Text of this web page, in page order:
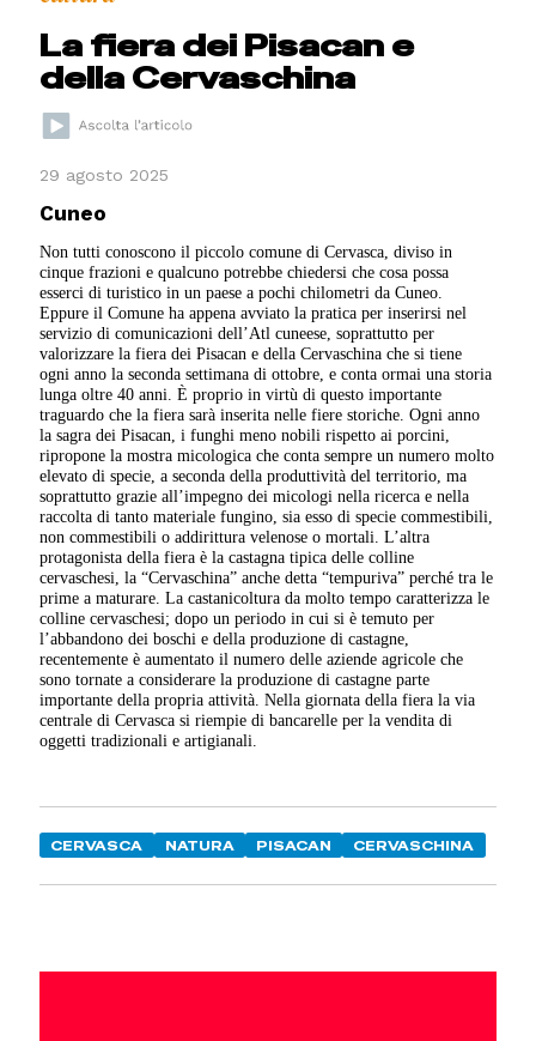
La fiera dei Pisacan e
della Cervaschina
29 agosto 2025
Cuneo
Non tutti conoscono il piccolo comune di Cervasca, diviso in
cinque frazioni e qualcuno potrebbe chiedersi che cosa possa
esserci di turistico in un paese a pochi chilometri da Cuneo.
Eppure il Comune ha appena avviato la pratica per inserirsi nel
servizio di comunicazioni dell’Atl cuneese, soprattutto per
valorizzare la fiera dei Pisacan e della Cervaschina che si tiene
ogni anno la seconda settimana di ottobre, e conta ormai una storia
lunga oltre 40 anni. È proprio in virtù di questo importante
traguardo che la fiera sarà inserita nelle fiere storiche. Ogni anno
la sagra dei Pisacan, i funghi meno nobili rispetto ai porcini,
ripropone la mostra micologica che conta sempre un numero molto
elevato di specie, a seconda della produttività del territorio, ma
soprattutto grazie all’impegno dei micologi nella ricerca e nella
raccolta di tanto materiale fungino, sia esso di specie commestibili,
non commestibili o addirittura velenose o mortali. L’altra
protagonista della fiera è la castagna tipica delle colline
cervaschesi, la “Cervaschina” anche detta “tempuriva” perché tra le
prime a maturare. La castanicoltura da molto tempo caratterizza le
colline cervaschesi; dopo un periodo in cui si è temuto per
l’abbandono dei boschi e della produzione di castagne,
recentemente è aumentato il numero delle aziende agricole che
sono tornate a considerare la produzione di castagne parte
importante della propria attività. Nella giornata della fiera la via
centrale di Cervasca si riempie di bancarelle per la vendita di
oggetti tradizionali e artigianali.
CERVASCA NATURA PISACAN CERVASCHINA